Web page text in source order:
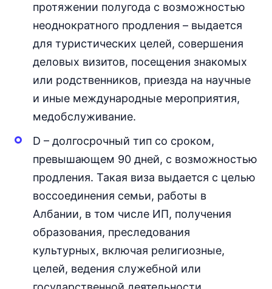
протяжении полугода с возможностью
неоднократного продления – выдается
для туристических целей, совершения
деловых визитов, посещения знакомых
или родственников, приезда на научные
и иные международные мероприятия,
медобслуживание.
D – долгосрочный тип со сроком,
превышающем 90 дней, с возможностью
продления. Такая виза выдается с целью
воссоединения семьи, работы в
Албании, в том числе ИП, получения
образования, преследования
культурных, включая религиозные,
целей, ведения служебной или